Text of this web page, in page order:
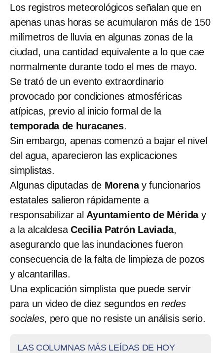
Los registros meteorológicos señalan que en
apenas unas horas se acumularon más de 150
milímetros de lluvia en algunas zonas de la
ciudad, una cantidad equivalente a lo que cae
normalmente durante todo el mes de mayo.
Se trató de un evento extraordinario
provocado por condiciones atmosféricas
atípicas, previo al inicio formal de la
temporada de huracanes.
Sin embargo, apenas comenzó a bajar el nivel
del agua, aparecieron las explicaciones
simplistas.
Algunas diputadas de Morenay funcionarios
estatales salieron rápidamente a
responsabilizar al Ayuntamiento de Mérida y
a la alcaldesa Cecilia Patrón Laviada,
asegurando que las inundaciones fueron
consecuencia de la falta de limpieza de pozos
y alcantarillas.
Una explicación simplista que puede servir
para un video de diez segundos enredes
sociales, pero que no resiste un análisis serio.
LAS COLUMNAS MÁS LEÍDAS DE HOY